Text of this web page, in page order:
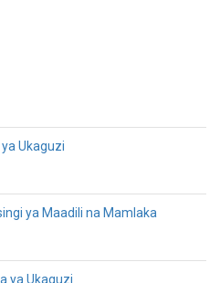
Ukaguzi
ya Maadili na Mamlaka
ya Ukaguzi